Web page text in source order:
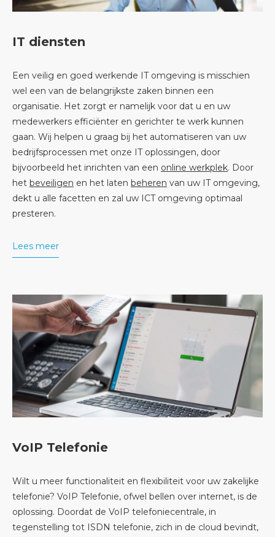
IT diensten
Een veilig en goed werkende IT omgeving is misschien
wel een van de belangrijkste zaken binnen een
organisatie. Het zorgt er namelijk voor dat u en uw
medewerkers efficiënter en gerichter te werk kunnen
gaan. Wij helpen u graag bij het automatiseren van uw
bedrijfsprocessen met onze IT oplossingen, door
bijvoorbeeld het inrichten van een online werkplek. Door
het beveiligen en het laten beheren van uw IT omgeving,
dekt u alle facetten en zal uw ICT omgeving optimaal
presteren.
Lees meer
VoIP Telefonie
Wilt u meer functionaliteit en flexibiliteit voor uw zakelijke
telefonie? VoIP Telefonie, ofwel bellen over internet, is de
oplossing. Doordat de VoIP telefoniecentrale, in
tegenstelling tot ISDN telefonie, zich in de cloud bevindt,